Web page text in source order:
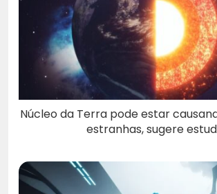
Núcleo da Terra pode estar
estranhas, sugere